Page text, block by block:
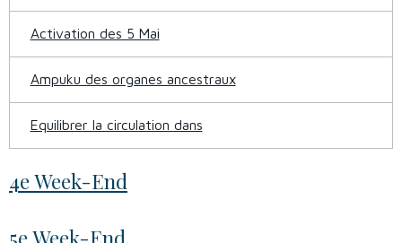
Activation des 5 Mai
Ampuku des organes ancestraux
Equilibrer la circulation dans
4e Week-End
5e Week-End